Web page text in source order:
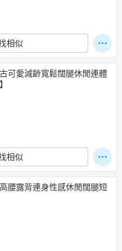
相似
可愛減齡寬鬆闊腿休閒連體
相似
腰露背連身性感休閒闊腿短